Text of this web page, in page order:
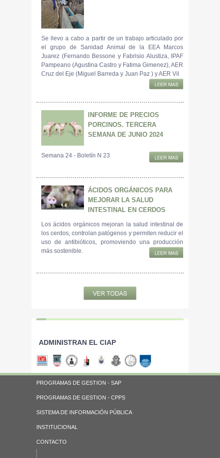
Se llevo a cabo a partir de un trabajo articulado por
el grupo de Sanidad Animal de la EEA Marcos
Juarez (Fernando Bessone y Fabrisio Alustiza, IPAF
Pampeano (Agustina Castro y Fatima Gimenez), AER
Cruz del Eje (Miguel Barreda y Juan Paz ) y AER Vil
INFORME DE PRECIOS
PORCINOS. TERCERA
SEMANA DE JUNIO 2024
Semana 24 - Boletín N 23
ÁCIDOS ORGÁNICOS PARA
MEJORAR LA SALUD
INTESTINAL EN CERDOS
Los ácidos orgánicos mejoran la salud intestinal de
los cerdos, controlan patógenos y permiten reducir el
uso de antibióticos, promoviendo una producción
más sostenible.
ADMINISTRAN EL CIAP
PROGRAMAS DE GESTION - SAP
PROGRAMAS DE GESTION - CPPS
SISTEMA DE INFORMACIÓN PÚBLICA
INSTITUCIONAL
CONTACTO